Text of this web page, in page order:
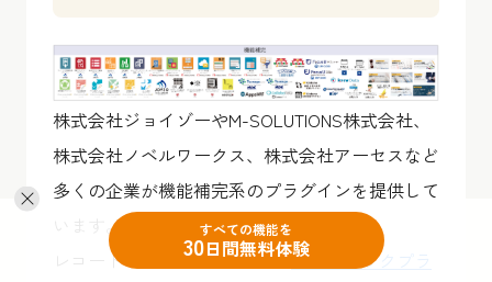
株式会社ジョイゾーやM-SOLUTIONS株式会社、
株式会社ノベルワークス、株式会社アーセスなど
多くの企業が機能補完系のプラグインを提供して
います。
レコードの既読/未読がわかる既読チェックプラ
すべての機能を
30日間無料体験